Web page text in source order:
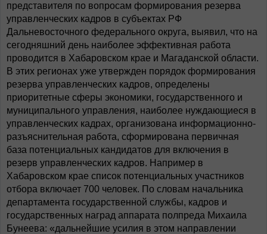
представителя по вопросам формирования резерва
управленческих кадров в субъектах РФ
Дальневосточного федерального округа, выявил, что на
сегодняшний день наиболее эффективная работа
проводится в Хабаровском крае и Магаданской области.
В этих регионах уже утвержден порядок формирования
резерва управленческих кадров, определены
приоритетные сферы экономики, государственного и
муниципального управления, наиболее нуждающиеся в
управленческих кадрах, организована информационно-
разъяснительная работа, сформирована первичная
база потенциальных кандидатов для включения в
резерв управленческих кадров. Например в
Хабаровском крае список потенциальных участников
отбора включает 700 человек. По словам начальника
департамента государственной службы, кадров и
государственных наград аппарата полпреда Михаила
Бунеева: «дальнейшие усилия в этом направлении